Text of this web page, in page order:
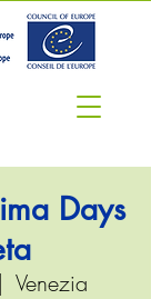
Days
Venezia